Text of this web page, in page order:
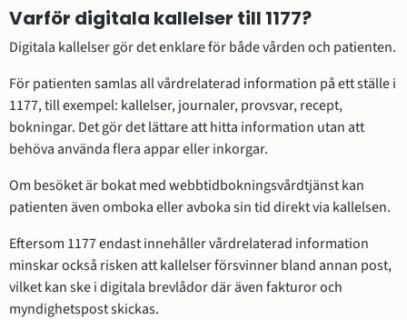
Varför digitala kallelser till 1177?
Digitala kallelser gör det enklare för både vården och patienten.
För patienten samlas all vårdrelaterad information på ett ställe i
1177, till exempel: kallelser, journaler, provsvar, recept,
bokningar. Det gör det lättare att hitta information utan att
behöva använda flera appar eller inkorgar.
Om besöket är bokat med webbtidbokningsvårdtjänst kan
patienten även omboka eller avboka sin tid direkt via kallelsen.
Eftersom 1177 endast innehåller vårdrelaterad information
minskar också risken att kallelser försvinner bland annan post,
vilket kan ske i digitala brevlådor där även fakturor och
myndighetspost skickas.